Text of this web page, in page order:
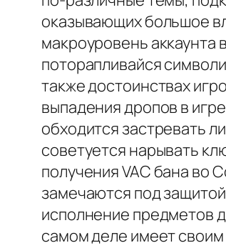
оказывающих большое
макроуровень аккаунта
поторапливайся
также достоинствах
выпадения дропов в
обходится застревать
советуется нарывать
получения VAC бана во
замечаются под
исполнение предметов
самом деле имеет